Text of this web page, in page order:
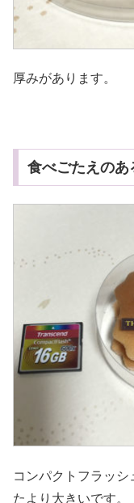
厚みがあります。
食べごたえのあ
コンパクトフラッ
たより大きいです。